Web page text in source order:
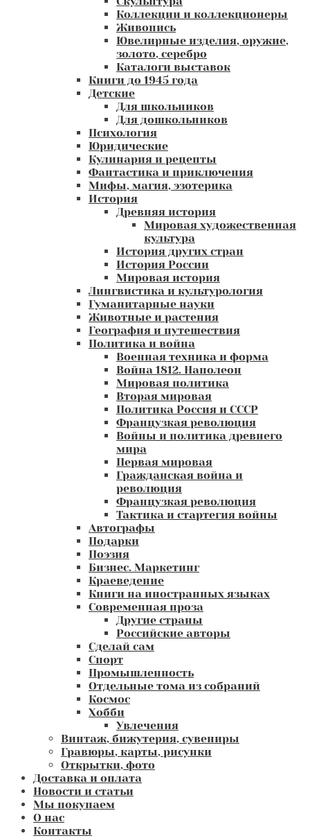
Коллекции и коллекционеры
Живопись
Ювелирные изделия, оружие,
золото, серебро
Каталоги выставок
Книги до 1945 года
Детские
Для школьников
Для дошкольников
Психология
Юридические
Кулинария и рецепты
Фантастика и приключения
Мифы, магия, эзотерика
История
Древняя история
Мировая художественная
культура
История других стран
История России
Мировая история
Лингвистика и культурология
Гуманитарные науки
Животные и растения
География и путешествия
Политика и война
Военная техника и форма
Война 1812. Наполеон
Мировая политика
Вторая мировая
Политика Россия и СССР
Французкая революция
Войны и политика древнего
мира
Первая мировая
Гражданская война и
революция
Французкая революция
Тактика и стартегия войны
Автографы
Подарки
Поэзия
Бизнес. Маркетинг
Краеведение
Книги на иностранных языках
Современная проза
Другие страны
Российские авторы
Сделай сам
Спорт
Промышленность
Отдельные тома из собраний
Космос
Хобби
Увлечения
Винтаж, бижутерия, сувениры
Гравюры, карты, рисунки
Открытки, фото
Доставка и оплата
Новости и статьи
Мы покупаем
О нас
Контакты